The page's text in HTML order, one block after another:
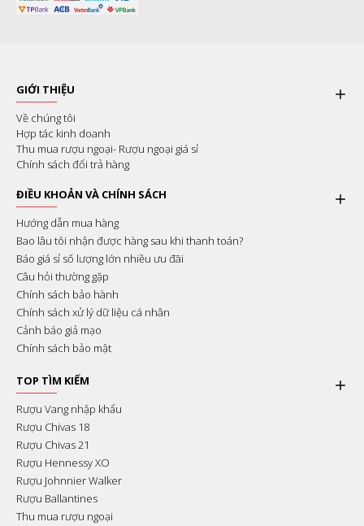
GIỚI THIỆU
Về chúng tôi
Hợp tác kinh doanh
Thu mua rượu ngoại- Rượu ngoại giá sỉ
Chính sách đổi trả hàng
ĐIỀU KHOẢN VÀ CHÍNH SÁCH
Hướng dẫn mua hàng
Bao lâu tôi nhận được hàng sau khi thanh toán?
Báo giá sỉ số lượng lớn nhiều ưu đãi
Câu hỏi thường gặp
Chính sách bảo hành
Chính sách xử lý dữ liệu cá nhân
Cảnh báo giả mạo
Chính sách bảo mật
TOP TÌM KIẾM
Rượu Vang nhập khẩu
Rượu Chivas 18
Rượu Chivas 21
Rượu Hennessy XO
Rượu Johnnier Walker
Rượu Ballantines
Thu mua rượu ngoại